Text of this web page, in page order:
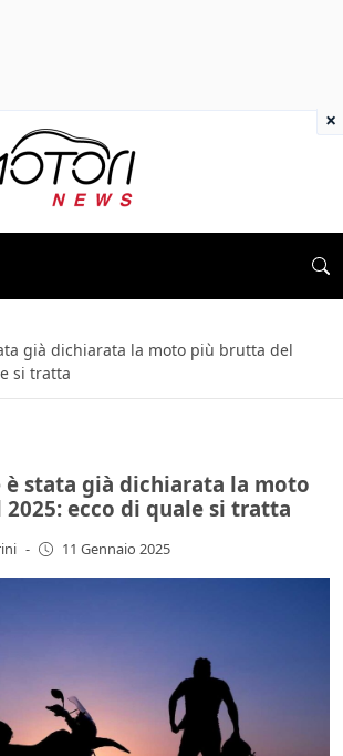
già dichiarata la moto più brutta del
si tratta
stata già dichiarata la moto
ecco di quale si tratta
- 11 Gennaio 2025
×